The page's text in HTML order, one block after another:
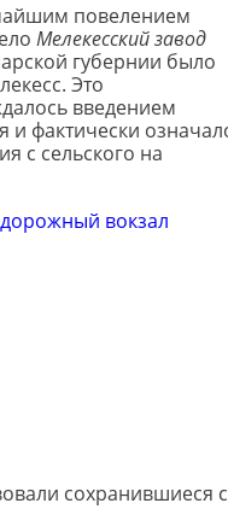
повелением
Мелекесский завод
губернии было
Это
введением
и фактически
с сельского на
сохранившиеся